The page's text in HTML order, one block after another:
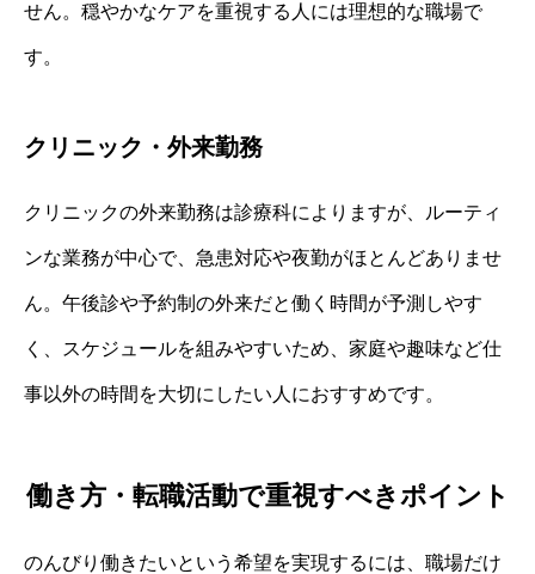
せん。穏やかなケアを重視する人には理想的な職場で
す。
クリニック・外来勤務
クリニックの外来勤務は診療科によりますが、ルーティ
ンな業務が中心で、急患対応や夜勤がほとんどありませ
ん。午後診や予約制の外来だと働く時間が予測しやす
く、スケジュールを組みやすいため、家庭や趣味など仕
事以外の時間を大切にしたい人におすすめです。
働き方・転職活動で重視すべきポイント
のんびり働きたいという希望を実現するには、職場だけ